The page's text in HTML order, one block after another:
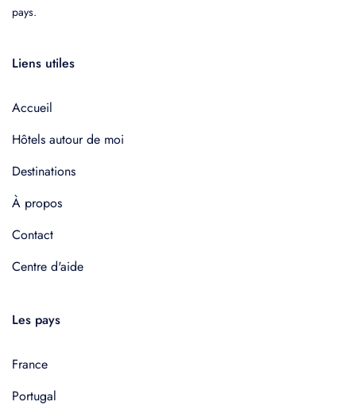
pays.
Liens utiles
Accueil
Hôtels autour de moi
Destinations
À propos
Contact
Centre d'aide
Les pays
France
Portugal